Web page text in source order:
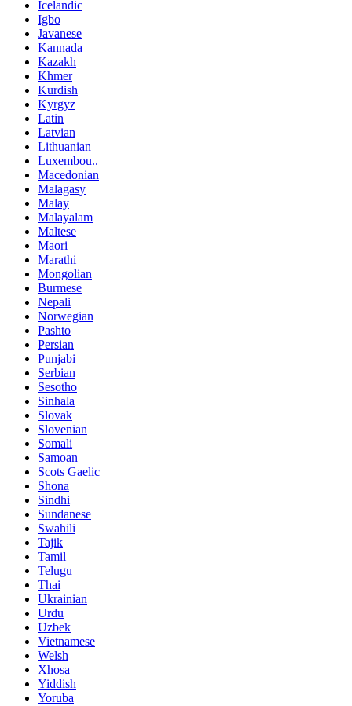
Icelandic
Igbo
Javanese
Kannada
Kazakh
Khmer
Kurdish
Kyrgyz
Latin
Latvian
Lithuanian
Luxembou..
Macedonian
Malagasy
Malay
Malayalam
Maltese
Maori
Marathi
Mongolian
Burmese
Nepali
Norwegian
Pashto
Persian
Punjabi
Serbian
Sesotho
Sinhala
Slovak
Slovenian
Somali
Samoan
Scots Gaelic
Shona
Sindhi
Sundanese
Swahili
Tajik
Tamil
Telugu
Thai
Ukrainian
Urdu
Uzbek
Vietnamese
Welsh
Xhosa
Yiddish
Yoruba